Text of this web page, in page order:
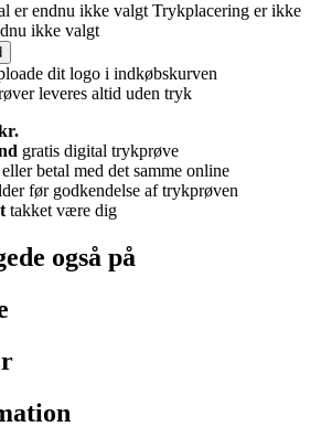
er endnu ikke valgt Trykplacering er ikke
ikke valgt
dit logo i indkøbskurven
leveres altid uden tryk
gratis digital trykprøve
eller betal med det samme online
før godkendelse af trykprøven
takket være dig
også på